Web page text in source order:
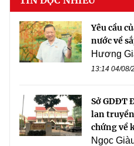
Yêu cầu
nước về
Hương
13:14 04/08/
Sở GDĐT
lan
chứng về
Ngọc